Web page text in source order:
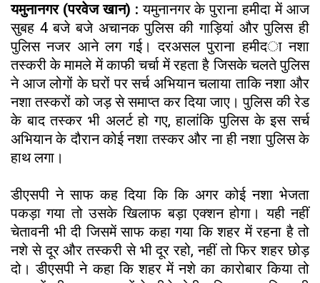
यमुनानगर (परवेज खान) :यमुनानगर के पुराना हमीदा में आज
सुबह 4 बजे बजे अचानक पुलिस की गाड़ियां और पुलिस ही
पुलिस नजर आने लग गई। दरअसल पुराना हमीदा नशा
तस्करी के मामले में काफी चर्चा में रहता है जिसके चलते पुलिस
ने आज लोगों के घरों पर सर्च अभियान चलाया ताकि नशा और
नशा तस्करों को जड़ से समाप्त कर दिया जाए। पुलिस की रेड
के बाद तस्कर भी अलर्ट हो गए, हालांकि पुलिस के इस सर्च
अभियान के दौरान कोई नशा तस्कर और ना ही नशा पुलिस के
हाथ लगा।
डीएसपी ने साफ कह दिया कि कि अगर कोई नशा भेजता
पकड़ा गया तो उसके खिलाफ बड़ा एक्शन होगा। यही नहीं
चेतावनी भी दी जिसमें साफ कहा गया कि शहर में रहना है तो
नशे से दूर और तस्करी से भी दूर रहो, नहीं तो फिर शहर छोड़
दो। डीएसपी ने कहा कि शहर में नशे का कारोबार किया तो